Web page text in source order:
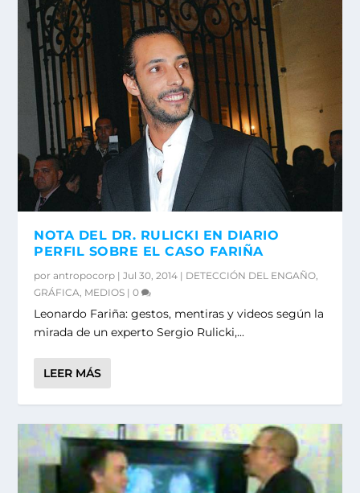
NOTA DEL DR. RULICKI EN DIARIO
PERFIL SOBRE EL CASO FARIÑA
porantropocorp |Jul 30, 2014 | DETECCIÓN DEL ENGAÑO,
GRÁFICA, MEDIOS |0
Leonardo Fariña: gestos, mentiras y videos según la
mirada de un experto Sergio Rulicki,...
LEER MÁS